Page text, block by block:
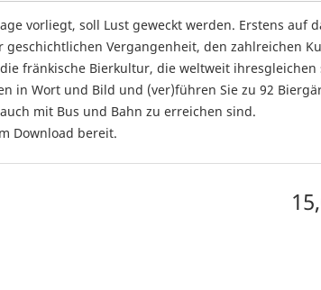
vorliegt, soll Lust geweckt werden. Erstens auf
Vergangenheit, den zahlreichen
fränkische Bierkultur, die weltweit ihresgleichen
in Wort und Bild und (ver)führen Sie zu 92
mit Bus und Bahn zu erreichen sind.
Download bereit.